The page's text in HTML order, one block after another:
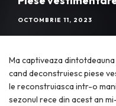
OCTOMBRIE 11, 2023
Ma captiveaza
cand deconstruiesc piese
le reconstruiasca intr-o
sezonul rece din acest an